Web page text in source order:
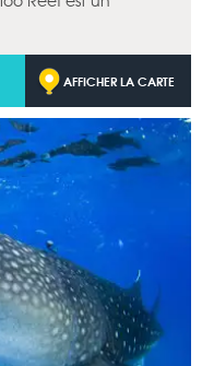
AFFICHER LA CARTE